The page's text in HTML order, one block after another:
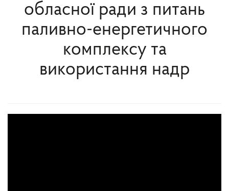
обласної ради з питань
паливно-енергетичного
комплексу та
використання надр